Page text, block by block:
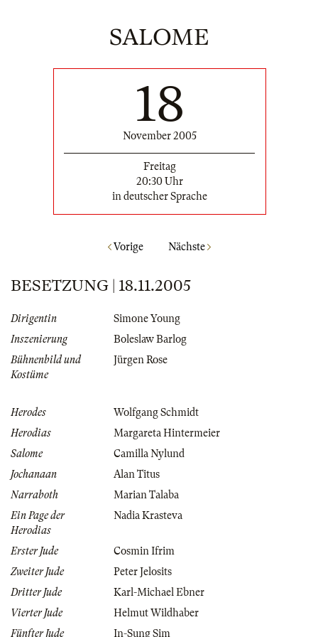
SALOME
18
November 2005
Freitag
20:30 Uhr
in deutscher Sprache
Vorige Nächste
BESETZUNG | 18.11.2005
Dirigentin
Simone Young
Inszenierung
Boleslaw Barlog
Bühnenbild und
Kostüme
Jürgen Rose
Herodes
Wolfgang Schmidt
Herodias
Margareta Hintermeier
Salome
Camilla Nylund
Jochanaan
Alan Titus
Narraboth
Marian Talaba
Ein Page der
Herodias
Nadia Krasteva
Erster Jude
Cosmin Ifrim
Zweiter Jude
Peter Jelosits
Dritter Jude
Karl-Michael Ebner
Vierter Jude
Helmut Wildhaber
Fünfter Jude
In-Sung Sim